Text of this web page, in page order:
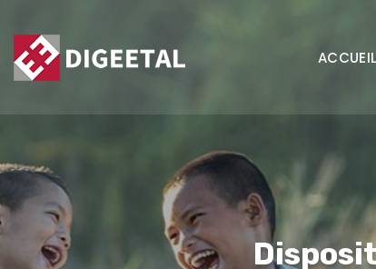
ACCUEIL